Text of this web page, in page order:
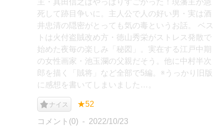
主・真田信之はやっぱりすごかった！現藩主が急
死して跡目争いに。主人公で人の好い男・実は酒
井忠清の隠密がとっても気の毒というお話。 ベス
トは火付盗賊改め方・徳山秀栄がストレス発散で
始めた夜毎の楽しみ「秘図」。実在する江戸中期
の女性画家・池玉瀾の父親だそう。他に中村半次
郎を描く「賊将」など全部で5編。※うっかり旧版
に感想を書いてしまいました…。
ナイス ★52
コメント(0) 2022/10/23